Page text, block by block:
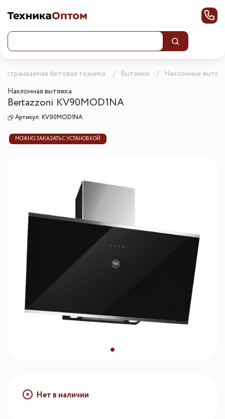
Встраиваемая бытовая техника Вытяжки
Наклонные
Наклонная вытяжка
Bertazzoni KV90MOD1NA
Артикул: KV90MOD1NA
МОЖНО ЗАКАЗАТЬ С УСТАНОВКОЙ
Нет в наличии